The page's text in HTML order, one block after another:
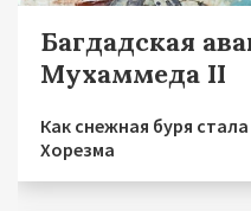
Багдадская
Мухаммеда II
Как снежная буря
Хорезма